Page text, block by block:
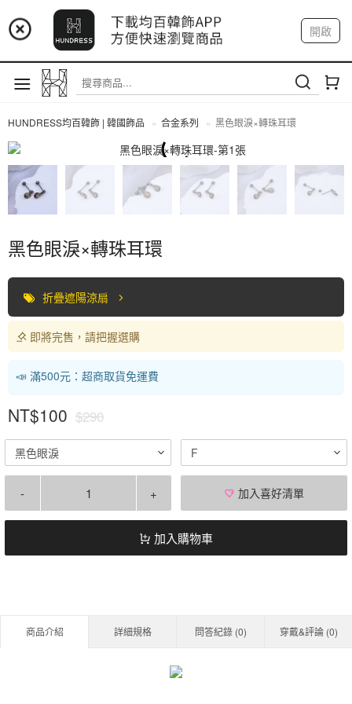
📢 市集預告：9/4-9/6 淡水捷運站
📢 市集預告：9/12-9/13 八里海巡基地
📢 市集預告：8/22-8/23 桃園青埔置地廣場
開啟
註冊 我的帳戶
HUNDRESS均百韓飾 | 韓國飾品 合金系列 黑色眼淚×轉珠耳環
黑色眼淚×轉珠耳環
折疊遮陽涼扇
即將完售，請把握選購
📣 滿500元：超商取貨免運費
NT$100 $290
黑色眼淚 F
- + 加入喜好清單
加入購物車
商品介紹 詳細規格 問答紀錄 (0) 穿戴&評論 (0)